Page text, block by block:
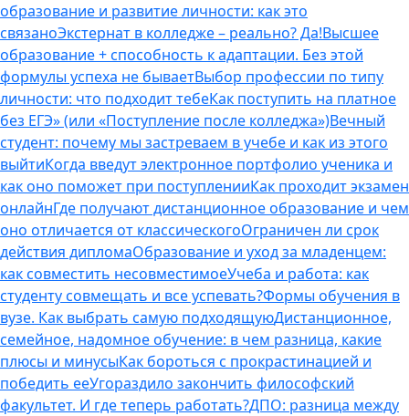
образование и развитие личности: как это
связаноЭкстернат в колледже – реально? Да!Высшее
образование + способность к адаптации. Без этой
формулы успеха не бываетВыбор профессии по типу
личности: что подходит тебеКак поступить на платное
без ЕГЭ» (или «Поступление после колледжа»)Вечный
студент: почему мы застреваем в учебе и как из этого
выйтиКогда введут электронное портфолио ученика и
как оно поможет при поступленииКак проходит экзамен
онлайнГде получают дистанционное образование и чем
оно отличается от классическогоОграничен ли срок
действия дипломаОбразование и уход за младенцем:
как совместить несовместимоеУчеба и работа: как
студенту совмещать и все успевать?Формы обучения в
вузе. Как выбрать самую подходящуюДистанционное,
семейное, надомное обучение: в чем разница, какие
плюсы и минусыКак бороться с прокрастинацией и
победить ееУгораздило закончить философский
факультет. И где теперь работать?ДПО: разница между